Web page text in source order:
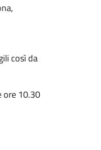
così da
ore 10.30